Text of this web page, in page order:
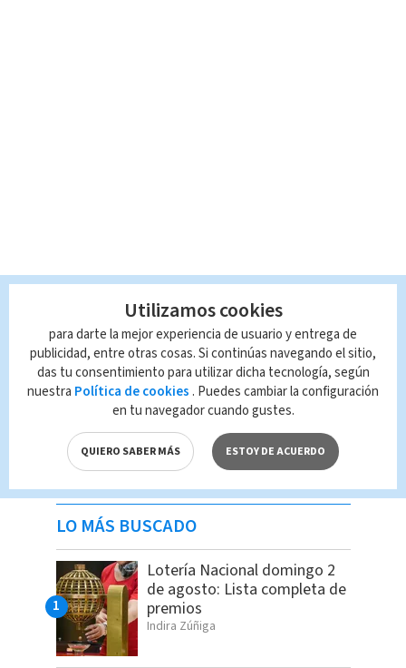
LO MÁS BUSCADO
Lotería Nacional domingo 2
de agosto: Lista completa de
premios
Indira Zúñiga
Utilizamos cookies
para darte la mejor experiencia de usuario y entrega de
publicidad, entre otras cosas. Si continúas navegando el sitio,
das tu consentimiento para utilizar dicha tecnología, según
nuestra Política de cookies . Puedes cambiar la configuración
en tu navegador cuando gustes.
QUIERO SABER MÁS ESTOY DE ACUERDO